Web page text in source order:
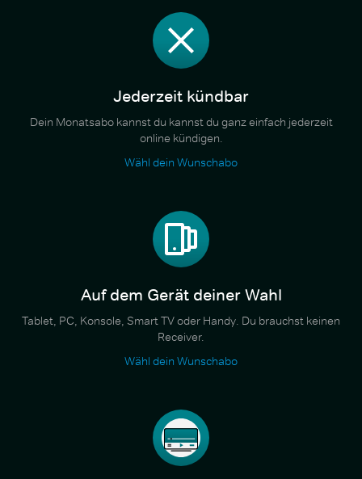
Jederzeit kündbar
Dein Monatsabo kannst du kannst du ganz einfach jederzeit
online kündigen.
Wähl dein Wunschabo
Auf dem Gerät deiner Wahl
Tablet, PC, Konsole, Smart TV oder Handy. Du brauchst keinen
Receiver.
Wähl dein Wunschabo